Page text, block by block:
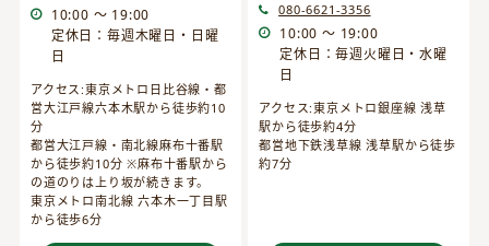
10:00 ～ 19:00
定休日：毎週木曜日・日曜
日
アクセス:東京メトロ日比谷線・都
営大江戸線六本木駅から徒歩約10
分
都営大江戸線・南北線麻布十番駅
から徒歩約10分 ※麻布十番駅から
の道のりは上り坂が続きます。
東京メトロ南北線 六本木一丁目駅
から徒歩6分
080-6621-3356
10:00 ～ 19:00
定休日：毎週火曜日・水曜
日
アクセス:東京メトロ銀座線 浅草
駅から徒歩約4分
都営地下鉄浅草線 浅草駅から徒歩
約7分